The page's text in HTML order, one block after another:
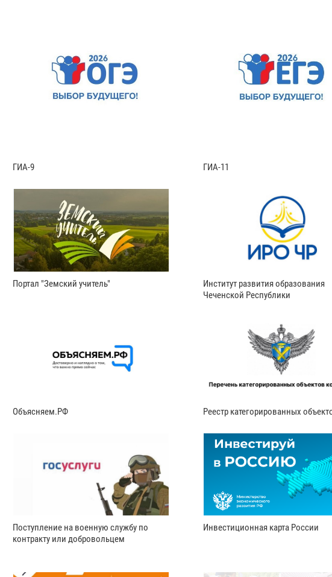
ГИА-9 ГИА-11
Портал "Земский учитель"
Институт развития образования
Чеченской Республики
Объясняем.РФ Реестр категорированных
Поступление на военную службу по
контракту или добровольцем
Инвестиционная карта России